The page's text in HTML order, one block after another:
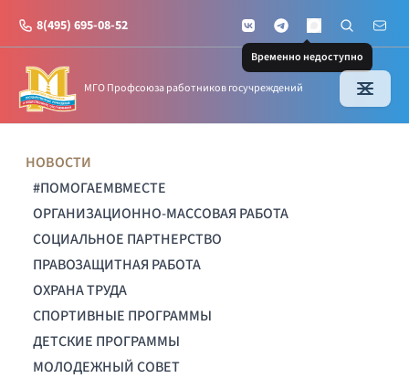
8(495) 695-08-52 VKontakteTelegramMAX
Временно недоступно
Поиск по
Почта
МГО Профсоюза работников госучреждений
НОВОСТИ
#ПОМОГАЕМВМЕСТЕ
ОРГАНИЗАЦИОННО-МАССОВАЯ РАБОТА
СОЦИАЛЬНОЕ ПАРТНЕРСТВО
ПРАВОЗАЩИТНАЯ РАБОТА
ОХРАНА ТРУДА
СПОРТИВНЫЕ ПРОГРАММЫ
ДЕТСКИЕ ПРОГРАММЫ
МОЛОДЕЖНЫЙ СОВЕТ